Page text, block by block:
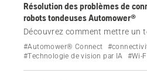
Résolution des problèmes de
robots tondeuses Automower®
Découvrez comment mettre un
connexion Wi-Fi sur votre robot
Suivez des étapes simples pour
#Automower® Connect
#Technologie de vision par IA
#Wi-